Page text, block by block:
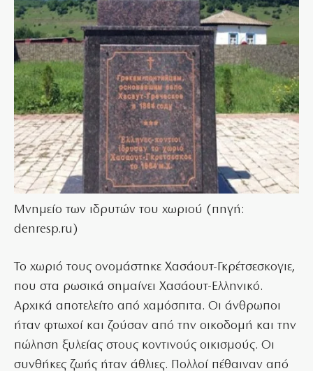
Μνημείο των ιδρυτών του χωριού (πηγή:
denresp.ru)
Το χωριό τους ονομάστηκε Χασάουτ-Γκρέτσεσκογιε,
που στα ρωσικά σημαίνει Χασάουτ-Ελληνικό.
Αρχικά αποτελείτο από χαμόσπιτα. Οι άνθρωποι
ήταν φτωχοί και ζούσαν από την οικοδομή και την
πώληση ξυλείας στους κοντινούς οικισμούς. Οι
συνθήκες ζωής ήταν άθλιες. Πολλοί πέθαιναν από